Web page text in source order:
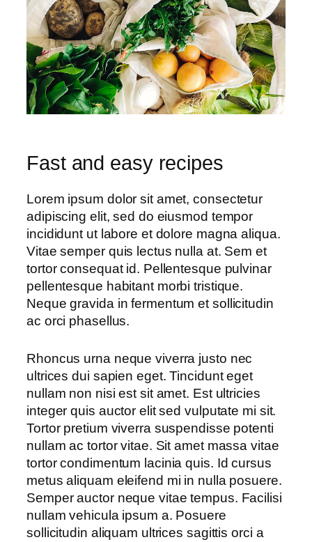
Fast and easy recipes
Lorem ipsum dolor sit amet, consectetur
adipiscing elit, sed do eiusmod tempor
incididunt ut labore et dolore magna aliqua.
Vitae semper quis lectus nulla at. Sem et
tortor consequat id. Pellentesque pulvinar
pellentesque habitant morbi tristique.
Neque gravida in fermentum et sollicitudin
ac orci phasellus.
Rhoncus urna neque viverra justo nec
ultrices dui sapien eget. Tincidunt eget
nullam non nisi est sit amet. Est ultricies
integer quis auctor elit sed vulputate mi sit.
Tortor pretium viverra suspendisse potenti
nullam ac tortor vitae. Sit amet massa vitae
tortor condimentum lacinia quis. Id cursus
metus aliquam eleifend mi in nulla posuere.
Semper auctor neque vitae tempus. Facilisi
nullam vehicula ipsum a. Posuere
sollicitudin aliquam ultrices sagittis orci a